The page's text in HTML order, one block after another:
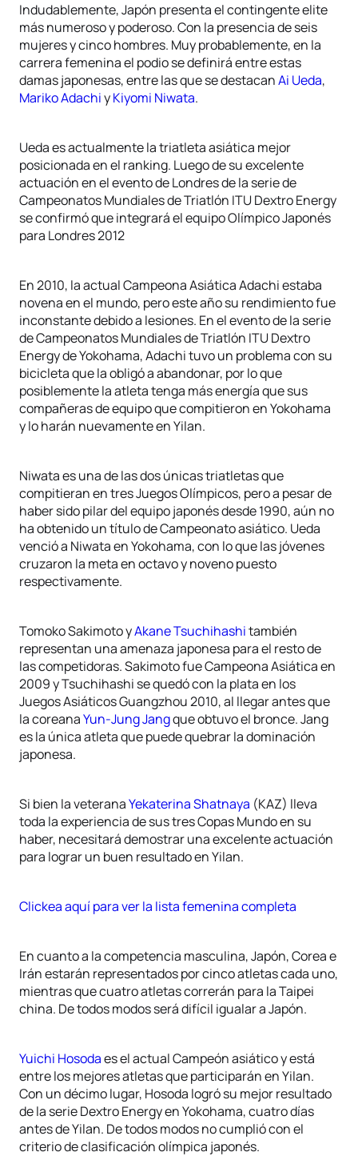
Indudablemente, Japón presenta el contingente elite
más numeroso y poderoso. Con la presencia de seis
mujeres y cinco hombres. Muy probablemente, en la
carrera femenina el podio se definirá entre estas
damas japonesas, entre las que se destacanAi Ueda,
Mariko AdachiyKiyomi Niwata.
Ueda es actualmente la triatleta asiática mejor
posicionada en el ranking. Luego de su excelente
actuación en el evento de Londres de la serie de
Campeonatos Mundiales de Triatlón ITU Dextro Energy
se confirmó que integrará el equipo Olímpico Japonés
para Londres 2012
En 2010, la actual Campeona Asiática Adachi estaba
novena en el mundo, pero este año su rendimiento fue
inconstante debido a lesiones. En el evento de la serie
de Campeonatos Mundiales de Triatlón ITU Dextro
Energy de Yokohama, Adachi tuvo un problema con su
bicicleta que la obligó a abandonar, por lo que
posiblemente la atleta tenga más energía que sus
compañeras de equipo que compitieron en Yokohama
y lo harán nuevamente en Yilan.
Niwata es una de las dos únicas triatletas que
compitieran en tres Juegos Olímpicos, pero a pesar de
haber sido pilar del equipo japonés desde 1990, aún no
ha obtenido un título de Campeonato asiático. Ueda
venció a Niwata en Yokohama, con lo que las jóvenes
cruzaron la meta en octavo y noveno puesto
respectivamente.
Tomoko Sakimoto yAkane Tsuchihashitambién
representan una amenaza japonesa para el resto de
las competidoras. Sakimoto fue Campeona Asiática en
2009 y Tsuchihashi se quedó con la plata en los
Juegos Asiáticos Guangzhou 2010, al llegar antes que
la coreanaYun-Jung Jangque obtuvo el bronce. Jang
es la única atleta que puede quebrar la dominación
japonesa.
Si bien la veteranaYekaterina Shatnaya (KAZ) lleva
toda la experiencia de sus tres Copas Mundo en su
haber, necesitará demostrar una excelente actuación
para lograr un buen resultado en Yilan.
Clickea aquí para ver la lista femenina completa
En cuanto a la competencia masculina, Japón, Corea e
Irán estarán representados por cinco atletas cada uno,
mientras que cuatro atletas correrán para la Taipei
china. De todos modos será difícil igualar a Japón.
Yuichi Hosodaes el actual Campeón asiático y está
entre los mejores atletas que participarán en Yilan.
Con un décimo lugar, Hosoda logró su mejor resultado
de la serie Dextro Energy en Yokohama, cuatro días
antes de Yilan. De todos modos no cumplió con el
criterio de clasificación olímpica japonés.